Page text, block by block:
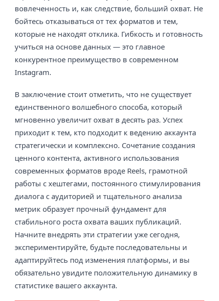
вовлеченность и, как следствие, больший охват. Не
бойтесь отказываться от тех форматов и тем,
которые не находят отклика. Гибкость и готовность
учиться на основе данных — это главное
конкурентное преимущество в современном
Instagram.
В заключение стоит отметить, что не существует
единственного волшебного способа, который
мгновенно увеличит охват в десять раз. Успех
приходит к тем, кто подходит к ведению аккаунта
стратегически и комплексно. Сочетание создания
ценного контента, активного использования
современных форматов вроде Reels, грамотной
работы с хештегами, постоянного стимулирования
диалога с аудиторией и тщательного анализа
метрик образует прочный фундамент для
стабильного роста охвата ваших публикаций.
Начните внедрять эти стратегии уже сегодня,
экспериментируйте, будьте последовательны и
адаптируйтесь под изменения платформы, и вы
обязательно увидите положительную динамику в
статистике вашего аккаунта.